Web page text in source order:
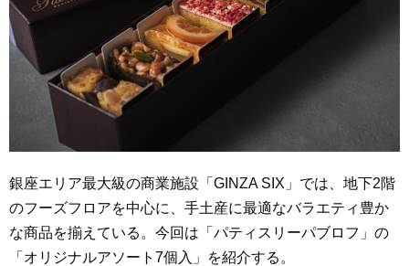
銀座エリア最大級の商業施設「GINZA SIX」では、地下2階
のフーズフロアを中心に、手土産に最適なバラエティ豊か
な商品を揃えている。今回は「パティスリーパブロフ」の
「オリジナルアソート7個入」を紹介する。